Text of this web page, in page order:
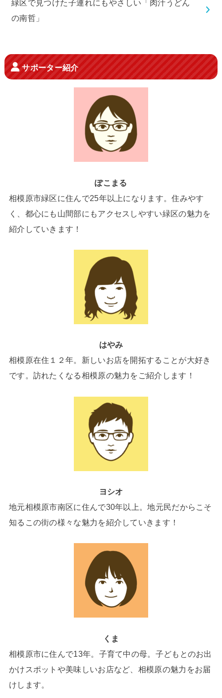
緑区で見つけた子連れにもやさしい「肉汁うどん
の南哲」
サポーター紹介
ぽこまる
相模原市緑区に住んで25年以上になります。住みやす
く、都心にも山間部にもアクセスしやすい緑区の魅力を
紹介していきます！
はやみ
相模原在住１２年。新しいお店を開拓することが大好き
です。訪れたくなる相模原の魅力をご紹介します！
ヨシオ
地元相模原市南区に住んで30年以上。地元民だからこそ
知るこの街の様々な魅力を紹介していきます！
くま
相模原市に住んで13年。子育て中の母。子どもとのお出
かけスポットや美味しいお店など、相模原の魅力をお届
けします。